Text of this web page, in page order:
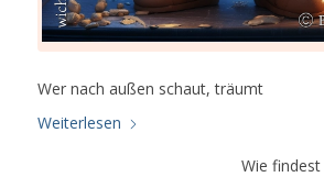
Wer nach außen schaut, träumt
Weiterlesen
Wie